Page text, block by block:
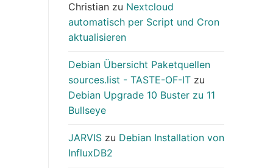
Christian zu Nextcloud
automatisch per Script und Cron
aktualisieren
Debian Übersicht Paketquellen
sources.list - TASTE-OF-IT zu
Debian Upgrade 10 Buster zu 11
Bullseye
JARVIS zu Debian Installation von
InfluxDB2